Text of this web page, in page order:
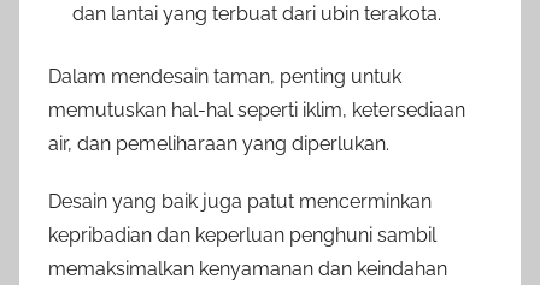
dan lantai yang terbuat dari ubin terakota.
Dalam mendesain taman, penting untuk
memutuskan hal-hal seperti iklim, ketersediaan
air, dan pemeliharaan yang diperlukan.
Desain yang baik juga patut mencerminkan
kepribadian dan keperluan penghuni sambil
memaksimalkan kenyamanan dan keindahan